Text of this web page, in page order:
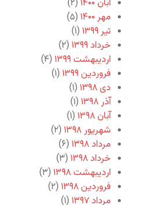
آبان ۱۴۰۰
(۲)
مهر ۱۴۰۰
(۵)
تیر ۱۳۹۹
(۱)
خرداد ۱۳۹۹
(۲)
اردیبهشت ۱۳۹۹
(۴)
فروردین ۱۳۹۹
(۱)
دی ۱۳۹۸
(۱)
آذر ۱۳۹۸
(۱)
آبان ۱۳۹۸
(۱)
شهریور ۱۳۹۸
(۲)
مرداد ۱۳۹۸
(۶)
خرداد ۱۳۹۸
(۳)
اردیبهشت ۱۳۹۸
(۳)
فروردین ۱۳۹۸
(۲)
مرداد ۱۳۹۷
(۱)